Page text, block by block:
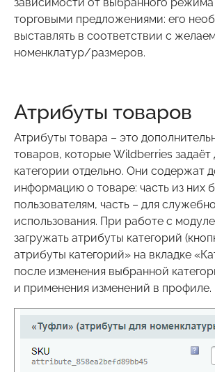
торговыми предложениями: его
выставлять в соответствии с
номенклатур/размеров.
Атрибуты товаров
Атрибуты товара – это
товаров, которые Wildberries задаёт
категории отдельно. Они содержат
информацию о товаре: часть из них
пользователям, часть – для
использования. При работе с
загружать атрибуты категорий
атрибуты категорий» на вкладке
после изменения выбранной
и применения изменений в профиле.